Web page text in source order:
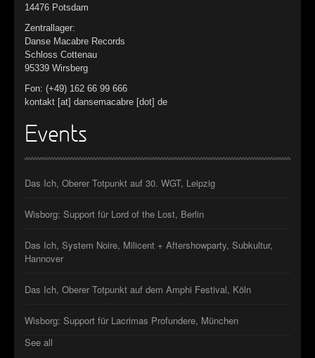
14476 Potsdam
Zentrallager:
Danse Macabre Records
Schloss Cottenau
95339 Wirsberg
Fon: (+49) 162 66 99 666
kontakt [at] dansemacabre [dot] de
Events
Das Ich, Oberer Totpunkt auf 30. WGT, Leipzig
Wisborg: Support für Lord of the Lost, Berlin
Das Ich, System Noire, Milicent + Aftershowparty, Subkultur,
Hannover
Das Ich, Oberer Totpunkt auf dem Amphi Festival, Köln
Wisborg: Support für Lacrimas Profundere, München
See all